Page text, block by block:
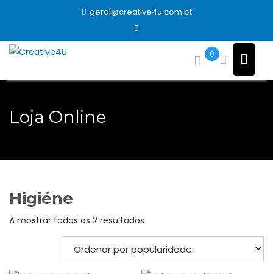
geral@creative4u.com.pt
0
Loja Online
Higiéne
A mostrar todos os 2 resultados
por
popularidade